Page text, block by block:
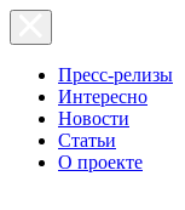
Пресс-релизы
Интересно
Новости
Статьи
О проекте